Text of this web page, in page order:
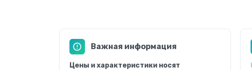
Важная информация
Цены и характеристики носят